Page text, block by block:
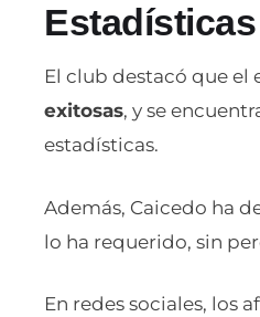
El club destacó que el
exitosas, y se
estadísticas.
Además, Caicedo ha
lo ha requerido, sin
En redes sociales, los